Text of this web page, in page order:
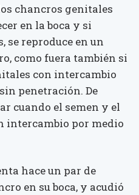
chancros genitales
en la boca y si
reproduce en un
como fuera también si
con intercambio
penetración. De
cuando el semen y el
intercambio por medio
hace un par de
en su boca, y acudió